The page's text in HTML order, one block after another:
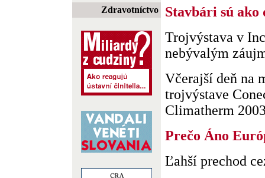
Zdravotníctvo
Stavbári sú
Trojvýstava v
nebývalým
Včerajší deň na
trojvýstave
Climatherm
Prečo Áno
Ľahší prechod